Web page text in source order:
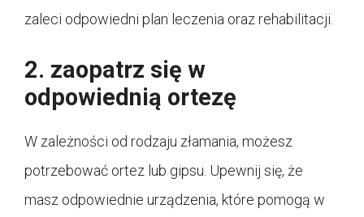
zaleci odpowiedni plan leczenia oraz rehabilitacji.
2. zaopatrz się w
odpowiednią ortezę
W zależności od rodzaju złamania, możesz
potrzebować ortez lub gipsu. Upewnij się, że
masz odpowiednie urządzenia, które pomogą w